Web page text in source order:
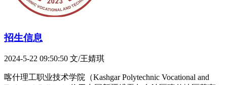
招生信息
2024-5-22 09:50:50 文/王婧琪
喀什理工职业技术学院（Kashgar Polytechnic Vocational and